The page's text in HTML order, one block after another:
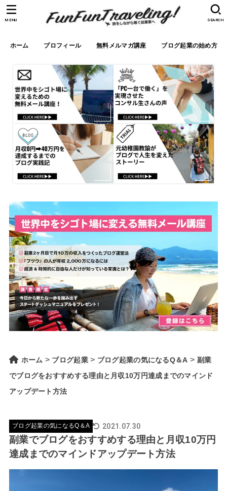
ホーム プロフィール 無料メルマガ講座 ブログ起業の始め方
SEARCH
MENU
ホーム > ブログ起業> ブログ起業の気になるQ＆A > 副業
でブログをおすすめする理由と月収10万円達成までのマインド
アップデート方法
ブログ起業の気になるQ＆A 2021.07.30
副業でブログをおすすめする理由と月収10万円
達成までのマインドアップデート方法